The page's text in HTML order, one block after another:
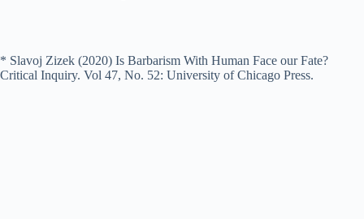
* Slavoj Zizek (2020) Is Barbarism With Human Face our Fate?
Critical Inquiry. Vol 47, No. 52: University of Chicago Press.